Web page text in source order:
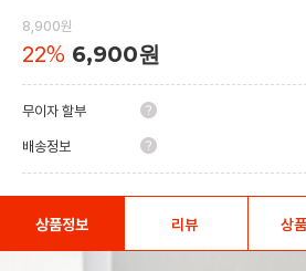
8,900원
22% 6,900원
무이자 할부
배송정보
상품정보 리뷰 상